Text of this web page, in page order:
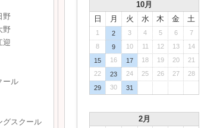
野
野
迎
ール
グスクール
10月
日 月 火 水 木 金 土
1 2 3 4 5 6
7
8
9 10 11 12 13
14
15
16 17 18 19 20
21
22
23 24 25 26 27
28
29
30 31
2月